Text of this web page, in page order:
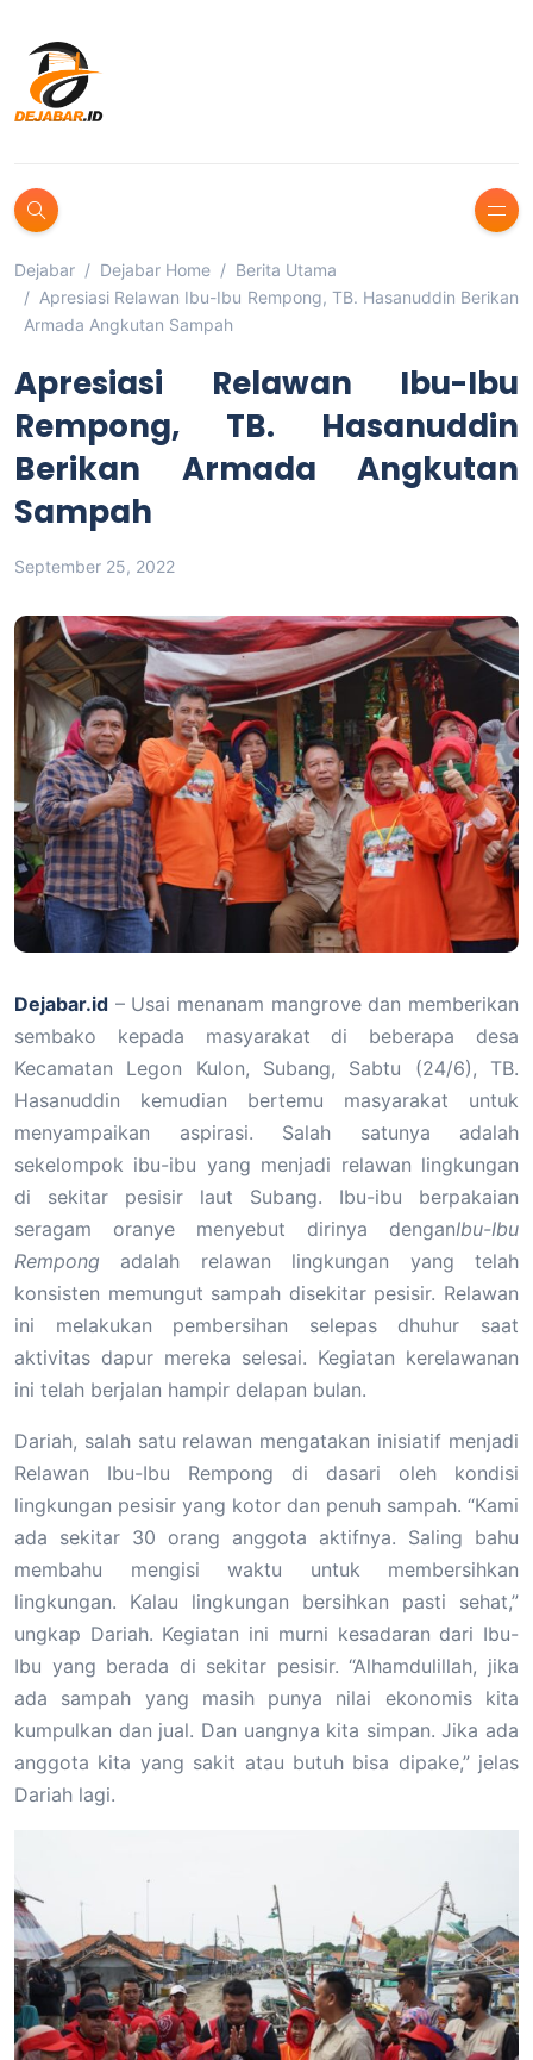
Dejabar Dejabar Home
Berita Utama
Apresiasi Relawan Ibu-Ibu Rempong, TB. Hasanuddin Berikan
Armada Angkutan Sampah
Apresiasi Relawan Ibu-Ibu
Rempong, TB. Hasanuddin
Berikan Armada Angkutan
Sampah
September 25, 2022
Dejabar.id – Usai menanam mangrove dan memberikan
sembako kepada masyarakat di beberapa desa
Kecamatan Legon Kulon, Subang, Sabtu (24/6), TB.
Hasanuddin kemudian bertemu masyarakat untuk
menyampaikan aspirasi. Salah satunya adalah
sekelompok ibu-ibu yang menjadi relawan lingkungan
di sekitar pesisir laut Subang. Ibu-ibu berpakaian
seragam oranye menyebut dirinya denganIbu-Ibu
Rempong adalah relawan lingkungan yang telah
konsisten memungut sampah disekitar pesisir. Relawan
ini melakukan pembersihan selepas dhuhur saat
aktivitas dapur mereka selesai. Kegiatan kerelawanan
ini telah berjalan hampir delapan bulan.
Dariah, salah satu relawan mengatakan inisiatif menjadi
Relawan Ibu-Ibu Rempong di dasari oleh kondisi
lingkungan pesisir yang kotor dan penuh sampah. “Kami
ada sekitar 30 orang anggota aktifnya. Saling bahu
membahu mengisi waktu untuk membersihkan
lingkungan. Kalau lingkungan bersihkan pasti sehat,”
ungkap Dariah. Kegiatan ini murni kesadaran dari Ibu-
Ibu yang berada di sekitar pesisir. “Alhamdulillah, jika
ada sampah yang masih punya nilai ekonomis kita
kumpulkan dan jual. Dan uangnya kita simpan. Jika ada
anggota kita yang sakit atau butuh bisa dipake,” jelas
Dariah lagi.